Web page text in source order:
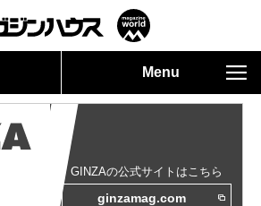
Menu
GINZAの公式サイトはこちら
ginzamag.com